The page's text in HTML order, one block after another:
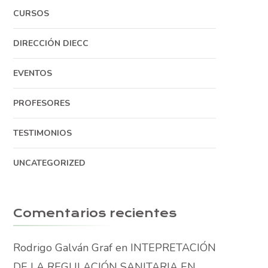
CURSOS
DIRECCIÓN DIECC
EVENTOS
PROFESORES
TESTIMONIOS
UNCATEGORIZED
Comentarios recientes
Rodrigo Galván Grafen INTEPRETACIÓN